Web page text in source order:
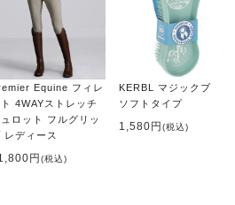
ー！あなたの学校の馬術部拝
術部
Equine フィレ
ト 4WAYストレッチ
ロット フルグリッ
レディース
円(税込)
KERBL マジックブラシ
ソフトタイプ
1,580円(税込)